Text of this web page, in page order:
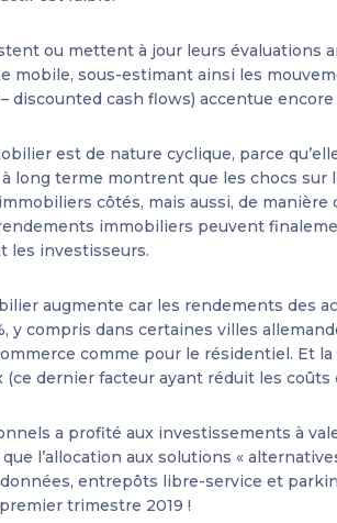
ou mettent à jour leurs évaluations
sous-estimant ainsi les
discounted cash flows) accentue encore
est de nature cyclique, parce
long terme montrent que les chocs
côtés, mais aussi, de manière
immobiliers peuvent
les investisseurs.
augmente car les rendements des
y compris dans certaines villes
comme pour le résidentiel. Et
dernier facteur ayant réduit les coûts
a profité aux investissements à
l’allocation aux solutions «
entrepôts libre-service et
trimestre 2019 !